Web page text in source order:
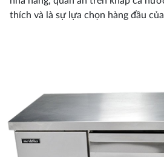
thích và là sự lựa chọn hàng đầu